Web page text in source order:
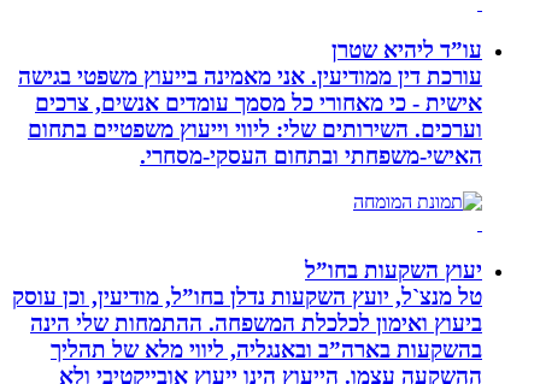
עו”ד ליהיא שטרן
עורכת דין ממודיעין. אני מאמינה בייעוץ משפטי בגישה
אישית - כי מאחורי כל מסמך עומדים אנשים, צרכים
וערכים. השירותים שלי: ליווי וייעוץ משפטיים בתחום
האישי-משפחתי ובתחום העסקי-מסחרי.
יעוץ השקעות בחו”ל
טל מנצ`ל, יועץ השקעות נדלן בחו”ל, מודיעין, וכן עוסק
ביעוץ ואימון לכלכלת המשפחה. ההתמחות שלי הינה
בהשקעות בארה”ב ובאנגליה, ליווי מלא של תהליך
ההשקעה עצמו. הייעוץ הינו ייעוץ אובייקטיבי ולא